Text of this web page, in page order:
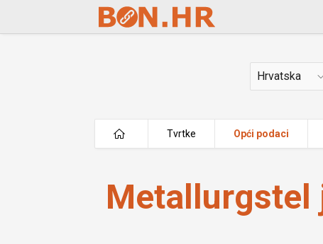
Skip to Main Content
Država
Tvrtke Opći podaci
Metallurgstel j.d.o.o.
Metallurgstel